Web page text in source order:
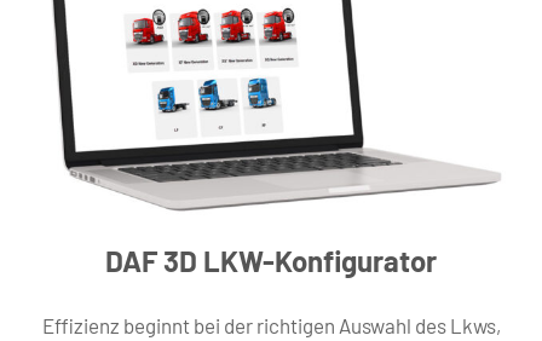
DAF 3D LKW-Konfigurator
Effizienz beginnt bei der richtigen Auswahl des Lkws,